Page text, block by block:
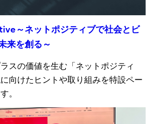
～ネットポジティブで社会とビ
来を創る～
スの価値を生む「ネットポジティ
向けたヒントや取り組みを特設ペー
。